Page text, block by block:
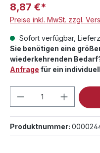
8,87 €*
Preise inkl. MwSt. zzgl.
Sofort verfügbar,
Sie benötigen eine
wiederkehrenden
Anfrage für ein
Produkt
Produktnummer: